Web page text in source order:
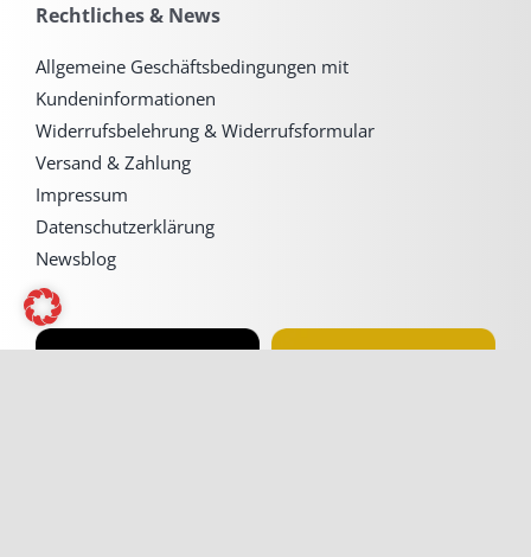
Rechtliches & News
Allgemeine Geschäftsbedingungen mit
Kundeninformationen
Widerrufsbelehrung & Widerrufsformular
Versand & Zahlung
Impressum
Datenschutzerklärung
Newsblog